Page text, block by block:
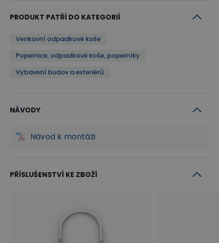
PRODUKT PATŘÍ DO KATEGORIÍ
Venkovní odpadkové koše
Popelnice, odpadkové koše, popelníky
Vybavení budov a exteriérů
NÁVODY
Návod k montáži
PŘÍSLUŠENSTVÍ KE ZBOŽÍ